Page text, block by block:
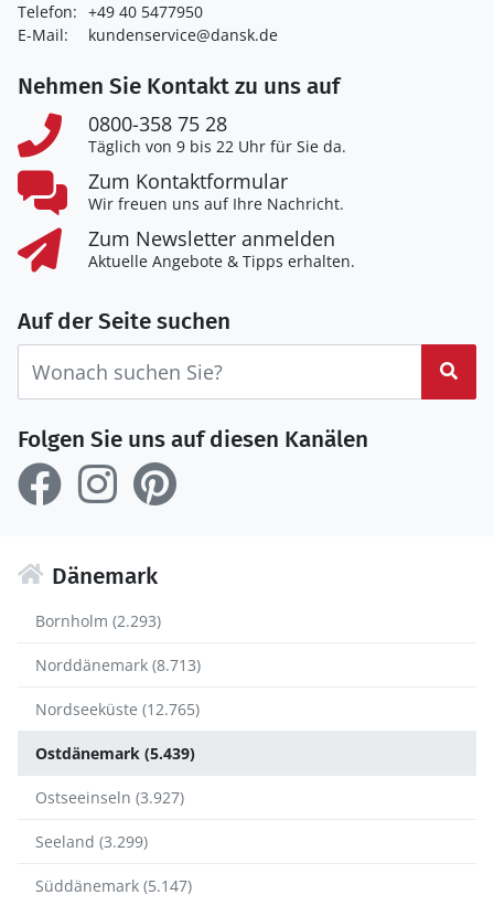
Telefon: +49 40 5477950
E-Mail:
kundenservice@dansk.de
Nehmen Sie Kontakt zu uns auf
0800-358 75 28
Täglich von 9 bis 22 Uhr für Sie da.
Zum Kontaktformular
Wir freuen uns auf Ihre Nachricht.
Zum Newsletter anmelden
Aktuelle Angebote & Tipps erhalten.
Auf der Seite suchen
Folgen Sie uns auf diesen Kanälen
Dänemark
Bornholm (2.293)
Norddänemark (8.713)
Nordseeküste (12.765)
Ostdänemark (5.439)
Ostseeinseln (3.927)
Seeland (3.299)
Süddänemark (5.147)